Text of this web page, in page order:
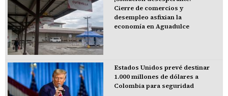
Cierre de comercios y
desempleo asfixian la
economía en Aguadulce
Estados Unidos prevé destinar
1.000 millones de dólares a
Colombia para seguridad